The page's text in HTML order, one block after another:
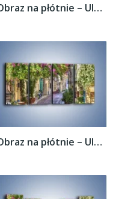
Obraz na płótnie – Uliczka w historycznej...
Obraz na płótnie – Uliczka w historycznej...